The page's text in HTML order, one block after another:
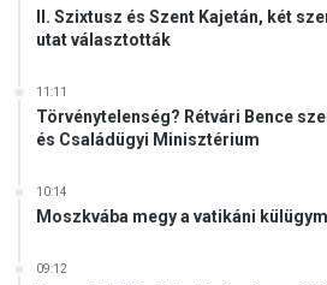
II. Szixtusz és Szent Kajetán, két
utat választották
11:11
Törvénytelenség? Rétvári Bence
és Családügyi Minisztérium
10:14
Moszkvába megy a vatikáni
09:12